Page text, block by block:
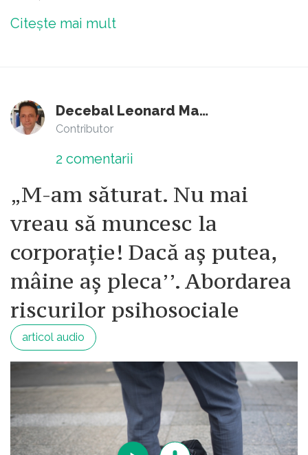
Citește mai mult
Decebal Leonard Marin
Contributor
2 comentarii
„M-am săturat. Nu mai
vreau să muncesc la
corporație! Dacă aș putea,
mâine aș pleca’’. Abordarea
riscurilor psihosociale
articol audio